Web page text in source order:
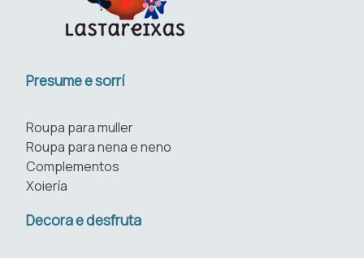
Presume e sorrí
Roupa para muller
Roupa para nena e neno
Complementos
Xoiería
Decora e desfruta